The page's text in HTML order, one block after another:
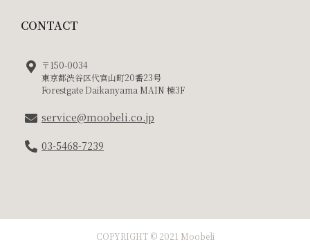
CONTACT
〒150-0034
東京都渋谷区代官山町20番23号
Forestgate Daikanyama MAIN 棟3F
service@moobeli.co.jp
03-5468-7239
COPYRIGHT © 2021 Moobeli